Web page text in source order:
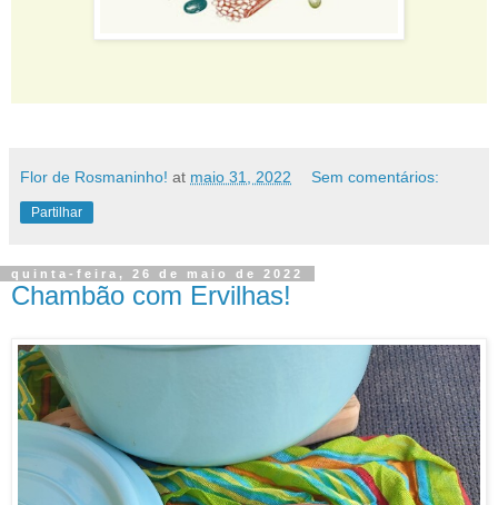
Flor de Rosmaninho! at maio 31, 2022 Sem comentários:
Partilhar
quinta-feira, 26 de maio de 2022
Chambão com Ervilhas!